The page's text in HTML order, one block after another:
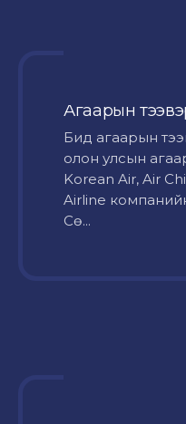
Агаарын
Бид агаарын
олон улсын
Korean Air, Air
Airline
Сө...